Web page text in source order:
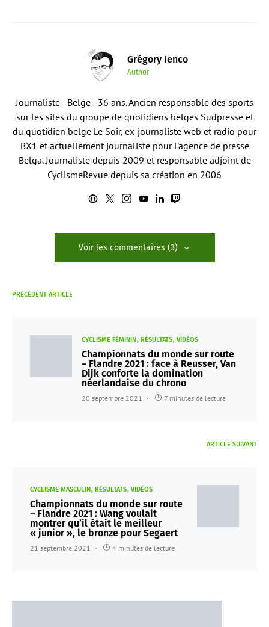
Grégory Ienco
Author
Journaliste - Belge - 36 ans. Ancien responsable des sports
sur les sites du groupe de quotidiens belges Sudpresse et
du quotidien belge Le Soir, ex-journaliste web et radio pour
BX1 et actuellement journaliste pour l'agence de presse
Belga. Journaliste depuis 2009 et responsable adjoint de
CyclismeRevue depuis sa création en 2006
Voir les commentaires (3)
PRÉCÉDENT ARTICLE
CYCLISME FÉMININ RÉSULTATS VIDÉOS
Championnats du monde sur route
– Flandre 2021 : face à Reusser, Van
Dijk conforte la domination
néerlandaise du chrono
20 septembre 2021 7 minutes de lecture
ARTICLE SUIVANT
CYCLISME MASCULIN RÉSULTATS VIDÉOS
Championnats du monde sur route
– Flandre 2021 : Wang voulait
montrer qu’il était le meilleur
« junior », le bronze pour Segaert
21 septembre 2021 4 minutes de lecture